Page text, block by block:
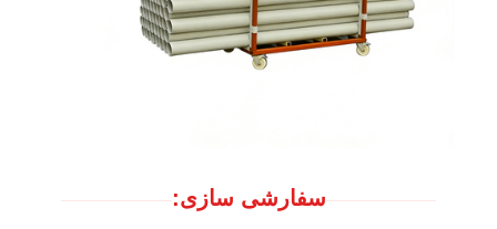
سفارشی سازی: